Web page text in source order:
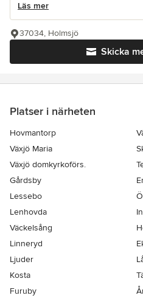
Läs mer
Skicka
37034, Holmsjö
Platser i närheten
Hovmantorp
Växjö Maria
Växjö domkyrkoförs.
Gårdsby
Lessebo
Lenhovda
Väckelsång
Linneryd
Ljuder
Kosta
Furuby